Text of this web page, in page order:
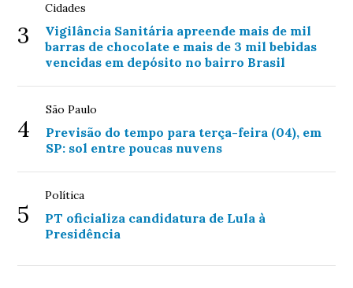
3
Cidades
Vigilância Sanitária apreende mais de mil
barras de chocolate e mais de 3 mil bebidas
vencidas em depósito no bairro Brasil
4
São Paulo
Previsão do tempo para terça-feira (04), em
SP: sol entre poucas nuvens
5
Política
PT oficializa candidatura de Lula à
Presidência